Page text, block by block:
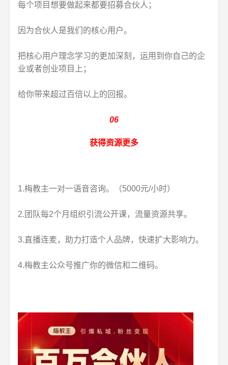
每个项目想要做起来都要招募合伙人；
因为合伙人是我们的核心用户。
把核心用户理念学习的更加深刻，运用到你自己的企
业或者创业项目上；
给你带来超过百倍以上的回报。
06
获得资源更多
1.梅教主一对一语音咨询。（5000元/小时）
2.团队每2个月组织引流公开课，流量资源共享。
3.直播连麦，助力打造个人品牌，快速扩大影响力。
4.梅教主公众号推广你的微信和二维码。